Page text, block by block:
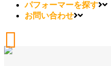
パフォーマーを探す
お問い合わせ